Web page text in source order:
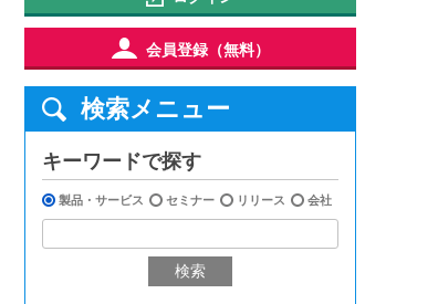
会員登録（無料）
検索メニュー
キーワードで探す
製品・サービス セミナー リリース 会社
検索